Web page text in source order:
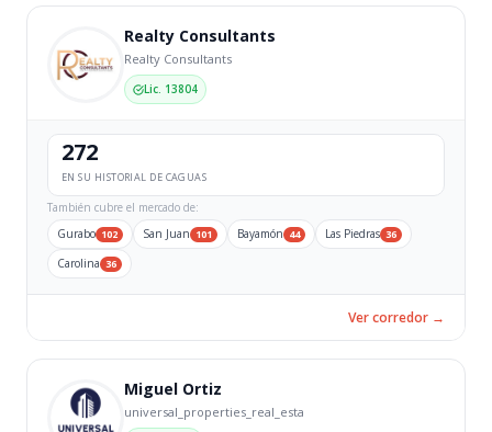
Realty Consultants
Realty Consultants
Lic. 13804
272
EN SU HISTORIAL DE CAGUAS
También cubre el mercado de:
Gurabo 102 San Juan 101 Bayamón 44 Las Piedras 36
Carolina 36
Ver corredor →
Miguel Ortiz
universal_properties_real_esta